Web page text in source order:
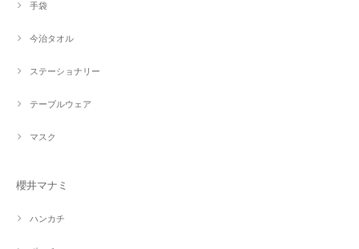
手袋
今治タオル
ステーショナリー
テーブルウェア
マスク
櫻井マナミ
ハンカチ